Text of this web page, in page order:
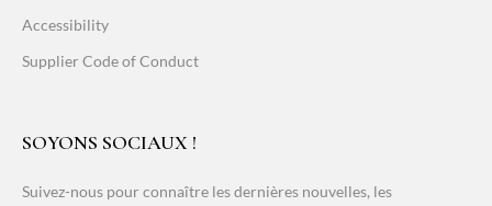
Accessibility
Supplier Code of Conduct
SOYONS SOCIAUX !
Suivez-nous pour connaître les dernières nouvelles, les